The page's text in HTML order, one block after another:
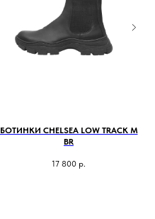
БОТИНКИ CHELSEA LOW TRACK M
BR
17 800 р.